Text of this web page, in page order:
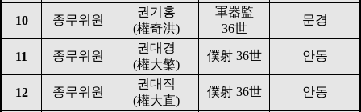
10 종무위원
권기홍
(權奇洪)
軍器監
36世
문경
11 종무위원
권대경
(權大檠)
僕射 36世 안동
12 종무위원
권대직
(權大直)
僕射 36世 안동